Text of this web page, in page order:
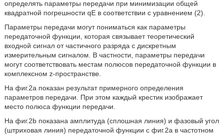
определять параметры передачи при минимизации общей
квадратной погрешности qE в соответствии с уравнением (2).
Параметры передачи могут пониматься как параметры
передаточной функции, которая связывает теоретический
входной сигнал от частичного разряда с дискретным
измерительным сигналом. В частности, параметры передачи
могут соответствовать местам полюсов передаточной функции в
комплексном z-пространстве.
На фиг.2a показан результат примерного определения
параметров передачи. При этом каждый крестик изображает
место полюса функции передачи.
На фиг.2b показана амплитуда (сплошная линия) и фазовый угол
(штриховая линия) передаточной функции с фиг.2a в частотном